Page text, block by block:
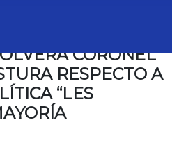
CORONEL
RESPECTO A
“LES